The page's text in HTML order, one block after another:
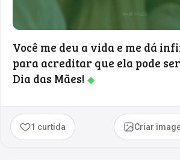
Você me deu a vida e me dá
para acreditar que ela pode
Dia das Mães! ◆
1 curtida Criar